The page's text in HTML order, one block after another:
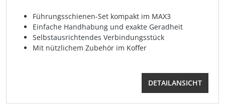
Führungsschienen-Set kompakt im MAX3
Einfache Handhabung und exakte Geradheit
Selbstausrichtendes Verbindungsstück
Mit nützlichem Zubehör im Koffer
DETAILANSICHT